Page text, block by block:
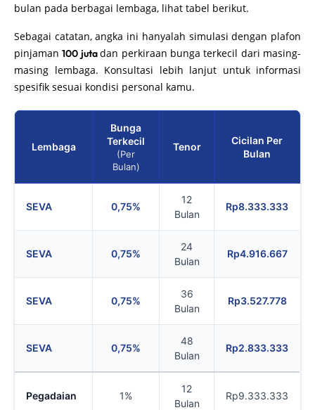
bulan pada berbagai lembaga, lihat tabel berikut.
Sebagai catatan, angka ini hanyalah simulasi dengan plafon
pinjaman100 jutadan perkiraan bunga terkecil dari masing-
masing lembaga. Konsultasi lebih lanjut untuk informasi
spesifik sesuai kondisi personal kamu.
Lembaga
Bunga
Terkecil
(Per
Bulan)
Tenor
Cicilan Per
Bulan
SEVA 0,75%
12
Bulan
Rp8.333.333
SEVA 0,75%
24
Bulan
Rp4.916.667
SEVA 0,75%
36
Bulan
Rp3.527.778
SEVA 0,75%
48
Bulan
Rp2.833.333
Pegadaian 1%
12
Bulan
Rp9.333.333